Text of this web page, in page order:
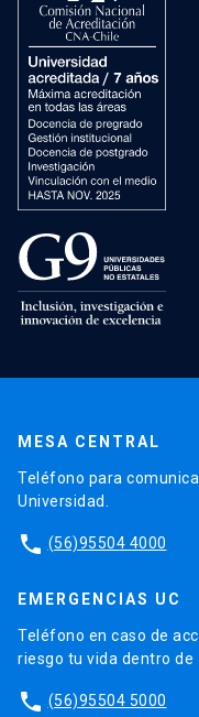
MESA CENTRAL
Teléfono para
Universidad.
phone (56)95504 4000
EMERGENCIAS UC
Teléfono en caso de
riesgo tu vida dentro de
phone (56)95504 5000